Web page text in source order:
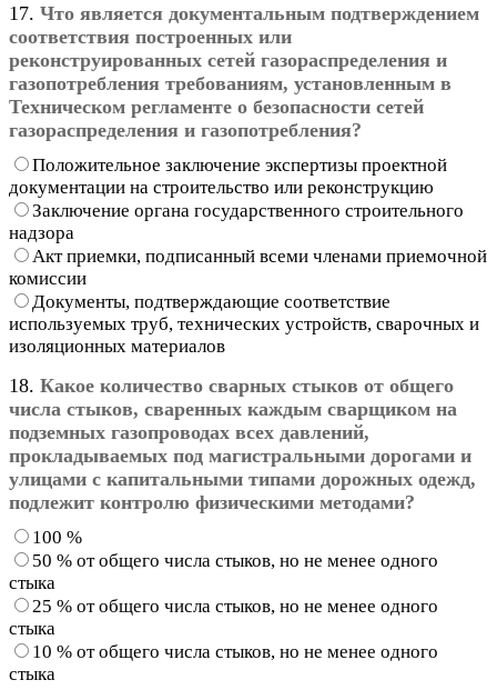
17. Что является документальным подтверждением
соответствия построенных или
реконструированных сетей газораспределения и
газопотребления требованиям, установленным в
Техническом регламенте о безопасности сетей
газораспределения и газопотребления?
Положительное заключение экспертизы проектной
документации на строительство или реконструкцию
Заключение органа государственного строительного
надзора
Акт приемки, подписанный всеми членами приемочной
комиссии
Документы, подтверждающие соответствие
используемых труб, технических устройств, сварочных и
изоляционных материалов
18. Какое количество сварных стыков от общего
числа стыков, сваренных каждым сварщиком на
подземных газопроводах всех давлений,
прокладываемых под магистральными дорогами и
улицами с капитальными типами дорожных одежд,
подлежит контролю физическими методами?
100 %
50 % от общего числа стыков, но не менее одного
стыка
25 % от общего числа стыков, но не менее одного
стыка
10 % от общего числа стыков, но не менее одного
стыка